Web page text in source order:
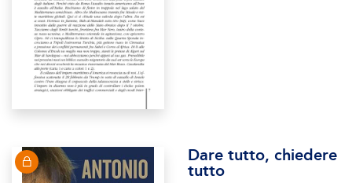
Dare tutto, chiedere
tutto